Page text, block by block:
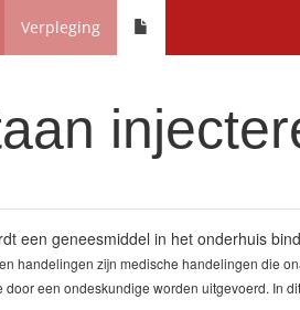
Verpleging
een geneesmiddel in het onderhuis
handelingen zijn medische handelingen die
een ondeskundige worden uitgevoerd. In